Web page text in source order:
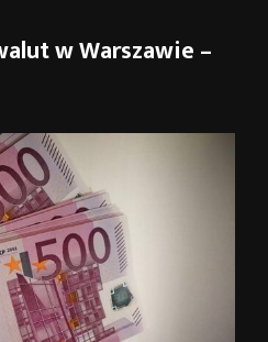
w Warszawie –